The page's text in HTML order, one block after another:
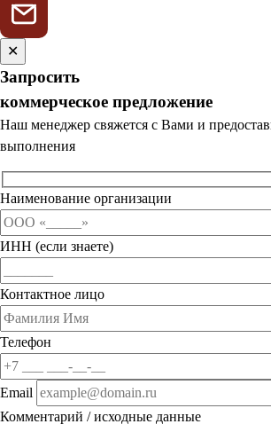
✕
Запросить
коммерческое предложение
Наш менеджер свяжется с Вами и
выполнения
Наименование организации
ИНН (если знаете)
Контактное лицо
Телефон
Email
Комментарий / исходные данные